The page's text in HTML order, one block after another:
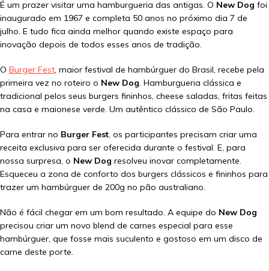
É um prazer visitar uma hamburgueria das antigas. O New Dog foi
inaugurado em 1967 e completa 50 anos no próximo dia 7 de
julho. E tudo fica ainda melhor quando existe espaço para
inovação depois de todos esses anos de tradição.
O Burger Fest, maior festival de hambúrguer do Brasil, recebe pela
primeira vez no roteiro o New Dog. Hamburgueria clássica e
tradicional pelos seus burgers fininhos, cheese saladas, fritas feitas
na casa e maionese verde. Um autêntico clássico de São Paulo.
Para entrar no Burger Fest, os participantes precisam criar uma
receita exclusiva para ser oferecida durante o festival. E, para
nossa surpresa, o New Dog resolveu inovar completamente.
Esqueceu a zona de conforto dos burgers clássicos e fininhos para
trazer um hambúrguer de 200g no pão australiano.
Não é fácil chegar em um bom resultado. A equipe do New Dog
precisou criar um novo blend de carnes especial para esse
hambúrguer, que fosse mais suculento e gostoso em um disco de
carne deste porte.